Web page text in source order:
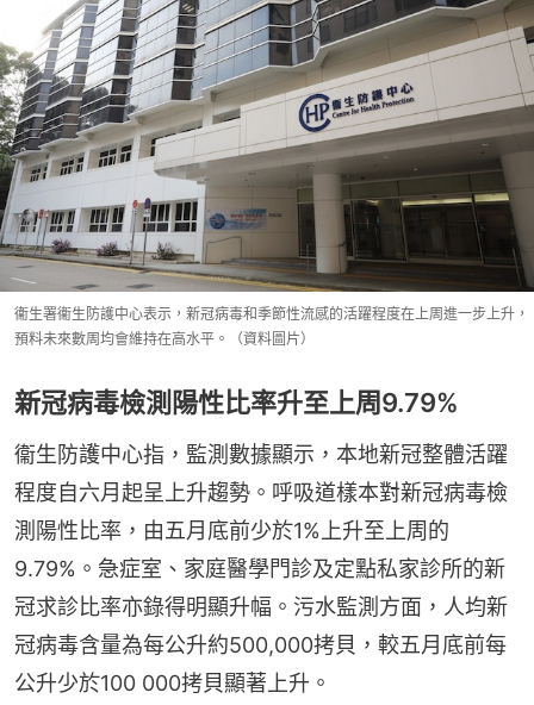
衞生署衞生防護中心表示，新冠病毒和季節性流感的活躍程度在上周進一步上升，
預料未來數周均會維持在高水平。（資料圖片）
新冠病毒檢測陽性比率升至上周9.79%
衞生防護中心指，監測數據顯示，本地新冠整體活躍
程度自六月起呈上升趨勢。呼吸道樣本對新冠病毒檢
測陽性比率，由五月底前少於1%上升至上周的
9.79%。急症室、家庭醫學門診及定點私家診所的新
冠求診比率亦錄得明顯升幅。污水監測方面，人均新
冠病毒含量為每公升約500,000拷貝，較五月底前每
公升少於100 000拷貝顯著上升。